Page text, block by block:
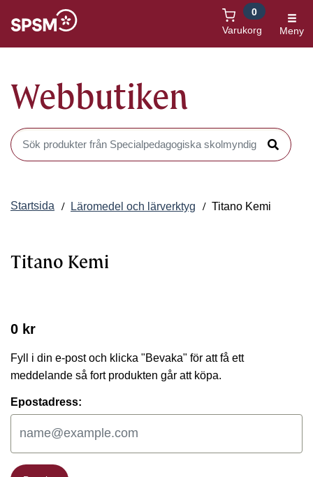
Varukorg
0
Meny
Webbutiken
Sök produkter i Webbutiken
Sök
Startsida Läromedel och lärverktyg Titano Kemi
Titano Kemi
0 kr
Fyll i din e-post och klicka "Bevaka" för att få ett
meddelande så fort produkten går att köpa.
Epostadress: